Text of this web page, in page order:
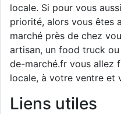
locale. Si pour vous
priorité, alors vous êtes
marché près de chez
artisan, un food truck
de-marché.fr vous allez
locale, à votre ventre et
Liens utiles